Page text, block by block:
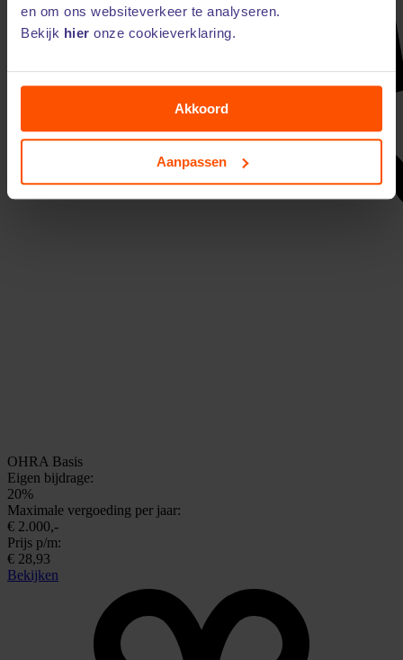
en om ons websiteverkeer te analyseren.
Bekijk hier onze cookieverklaring.
Akkoord
Aanpassen
1 maand gratis met kortingscode EMGVJH25 **
OHRA Basis
Eigen bijdrage:
20%
Maximale vergoeding per jaar:
€ 2.000,-
Prijs p/m:
€ 28,93
Bekijken